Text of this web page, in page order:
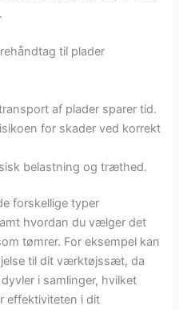
.
til plader
af plader sparer tid.
for skader ved korrekt
belastning og træthed.
forskellige typer
hvordan du vælger det
tømrer. For eksempel kan
til dit værktøjssæt, da
i samlinger, hvilket
effektiviteten i dit